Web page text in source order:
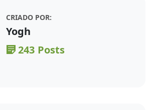
CRIADO POR:
Yogh
243 Posts